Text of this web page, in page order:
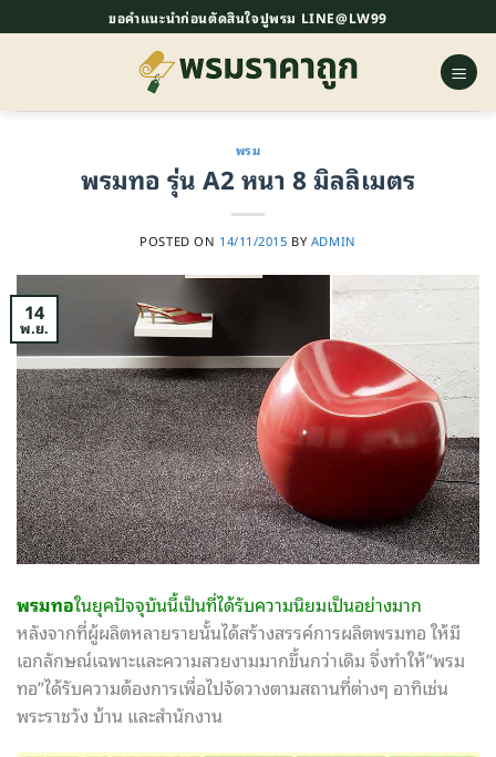
ไป
ขอคำแนะนำก่อนตัดสินใจปูพรม LINE@LW99
พรม
พรมทอ รุ่น A2 หนา 8 มิลลิเมตร
POSTED ON 14/11/2015 BY ADMIN
14
พ.ย.
พรมทอในยุคปัจจุบันนี้เป็นที่ได้รับความนิยมเป็นอย่างมาก
หลังจากที่ผู้ผลิตหลายรายนั้นได้สร้างสรรค์การผลิตพรมทอ ให้มี
เอกลักษณ์เฉพาะและความสวยงามมากขึ้นกว่าเดิม จึ่งทำให้”พรม
ทอ”ได้รับความต้องการเพื่อไปจัดวางตามสถานที่ต่างๆ อาทิเช่น
พระราชวัง บ้าน และสำนักงาน